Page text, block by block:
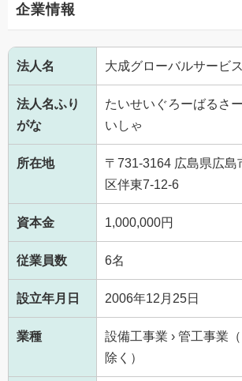
企業情報
法人名 大成グローバルサービ
法人名ふり
がな
たいせいぐろーばるさ
いしゃ
所在地
〒731-3164 広島県広島
区伴東7-12-6
資本金 1,000,000円
従業員数 6名
設立年月日 2006年12月25日
業種
設備工事業 › 管工事業
除く）